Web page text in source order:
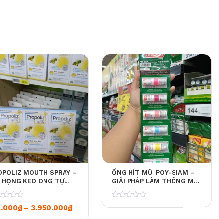
MOUTH SPRAY –
HỌNG KEO ONG TỰ
GIẢM VIÊM, DỊU
KHÁNG KHUẨN
₫ – 3.950.000₫Khoảng giá: từ 110.000₫ đến 3.950.000₫
ỐNG HÍT MŨI POY-SIAM –
GIẢI PHÁP LÀM THÔNG MŨI
NHANH CHÓNG TỪ THÁI
LAN